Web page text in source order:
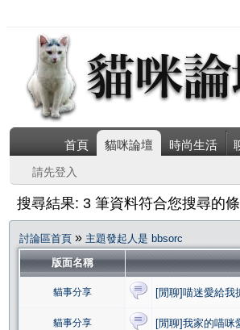
首頁 貓咪論壇 時尚生活
請先登入
搜尋結果: 3 筆資料符合您搜尋的
討論區首頁 » 主題發起人是 bbsorc
版面名稱
貓事分享 [閒聊]喵迷愛給我
貓事分享 [閒聊]我家的喵咪